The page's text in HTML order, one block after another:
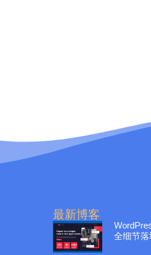
最新博客
全细节落